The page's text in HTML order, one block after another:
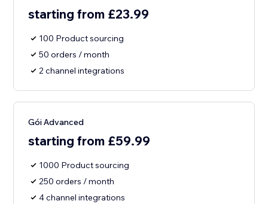
starting from £23.99
100 Product sourcing
50 orders / month
2 channel integrations
Gói Advanced
starting from £59.99
1000 Product sourcing
250 orders / month
4 channel integrations